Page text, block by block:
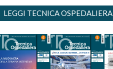
LEGGI TECNICA OSPEDALIERA